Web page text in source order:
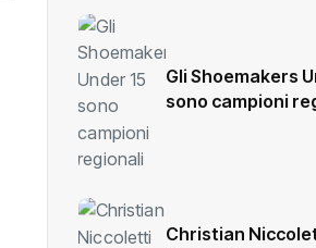
Gli Shoemakers
sono campioni
Christian